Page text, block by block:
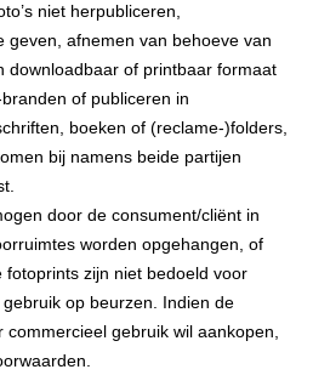
niet herpubliceren,
geven, afnemen van behoeve van
downloadbaar of printbaar formaat
of publiceren in
boeken of (reclame-)folders,
bij namens beide partijen
door de consument/cliënt in
worden opgehangen, of
zijn niet bedoeld voor
op beurzen. Indien de
commercieel gebruik wil aankopen,